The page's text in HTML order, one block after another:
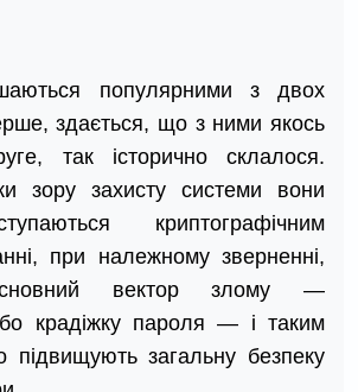
популярними з двох
здається, що з ними якось
так історично склалося.
зору захисту системи вони
криптографічним
при належному зверненні,
вектор злому —
крадіжку пароля — і таким
підвищують загальну безпеку